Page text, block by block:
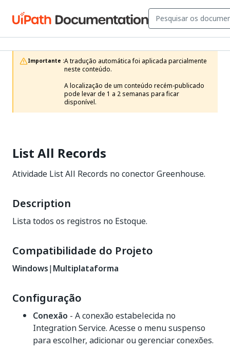
Importante :A tradução automática foi aplicada parcialmente
neste conteúdo.
A localização de um conteúdo recém-publicado
pode levar de 1 a 2 semanas para ficar
disponível.
List All Records
Atividade List All Records no conector Greenhouse.
Description
Lista todos os registros no Estoque.
Compatibilidade do Projeto
Windows|Multiplataforma
Configuração
Conexão - A conexão estabelecida no
Integration Service. Acesse o menu suspenso
para escolher, adicionar ou gerenciar conexões.